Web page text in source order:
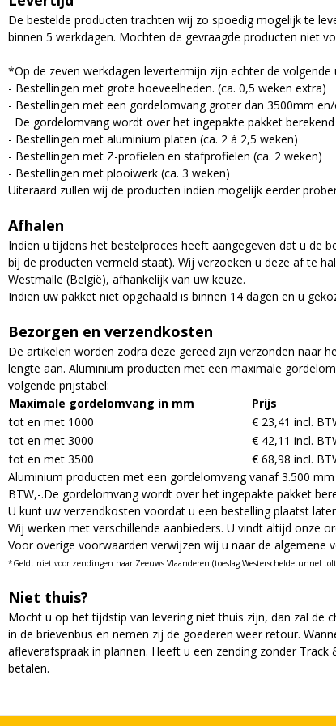
De bestelde producten trachten wij zo spoedig mogelijk te
binnen 5 werkdagen. Mochten de gevraagde producten niet
*Op de zeven werkdagen levertermijn zijn echter de
- Bestellingen met grote hoeveelheden. (ca. 0,5 weken extra)
- Bestellingen met een gordelomvang groter dan 3500mm
De gordelomvang wordt over het ingepakte pakket
- Bestellingen met aluminium platen (ca. 2 á 2,5 weken)
- Bestellingen met Z-profielen en stafprofielen (ca. 2 weken)
- Bestellingen met plooiwerk (ca. 3 weken)
Uiteraard zullen wij de producten indien mogelijk eerder
Afhalen
Indien u tijdens het bestelproces heeft aangegeven dat u de
bij de producten vermeld staat). Wij verzoeken u deze af te
Westmalle (België), afhankelijk van uw keuze.
Indien uw pakket niet opgehaald is binnen 14 dagen en u
Bezorgen en verzendkosten
De artikelen worden zodra deze gereed zijn verzonden naar
lengte aan. Aluminium producten met een maximale
volgende prijstabel:
Maximale gordelomvang in mm
Prijs
tot en met 1000
€ 23,41 incl.
tot en met 3000
€ 42,11 incl.
tot en met 3500
€ 68,98 incl.
Aluminium producten met een gordelomvang vanaf 3.500
BTW,-.De gordelomvang wordt over het ingepakte pakket
U kunt uw verzendkosten voordat u een bestelling plaatst
Wij werken met verschillende aanbieders. U vindt altijd onze
Voor overige voorwaarden verwijzen wij u naar de algemene
*Geldt niet voor zendingen naar Zeeuws Vlaanderen (toeslag Westerscheldetunnel
Niet thuis?
Mocht u op het tijdstip van levering niet thuis zijn, dan zal de
in de brievenbus en nemen zij de goederen weer retour.
afleverafspraak in plannen. Heeft u een zending zonder Track
betalen.